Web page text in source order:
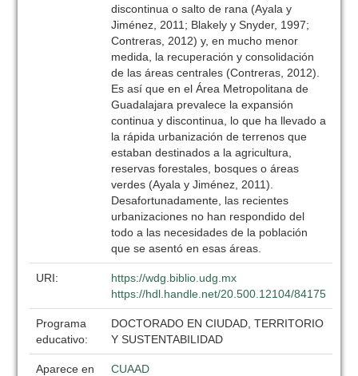
discontinua o salto de rana (Ayala y
Jiménez, 2011; Blakely y Snyder, 1997;
Contreras, 2012) y, en mucho menor
medida, la recuperación y consolidación
de las áreas centrales (Contreras, 2012).
Es así que en el Área Metropolitana de
Guadalajara prevalece la expansión
continua y discontinua, lo que ha llevado a
la rápida urbanización de terrenos que
estaban destinados a la agricultura,
reservas forestales, bosques o áreas
verdes (Ayala y Jiménez, 2011).
Desafortunadamente, las recientes
urbanizaciones no han respondido del
todo a las necesidades de la población
que se asentó en esas áreas.
URI:
https://wdg.biblio.udg.mx
https://hdl.handle.net/20.500.12104/84175
Programa
educativo:
DOCTORADO EN CIUDAD, TERRITORIO
Y SUSTENTABILIDAD
Aparece en
CUAAD